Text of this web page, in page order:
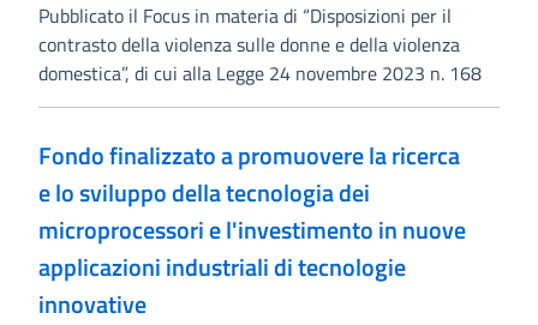
Pubblicato il Focus in materia di “Disposizioni per il
contrasto della violenza sulle donne e della violenza
domestica”, di cui alla Legge 24 novembre 2023 n. 168
Fondo finalizzato a promuovere la ricerca
e lo sviluppo della tecnologia dei
microprocessori e l'investimento in nuove
applicazioni industriali di tecnologie
innovative